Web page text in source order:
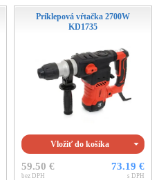
Príklepová vŕtačka 2700W
KD1735
Vložiť do košíka
59.50 €
bez DPH
73.19 €
s DPH